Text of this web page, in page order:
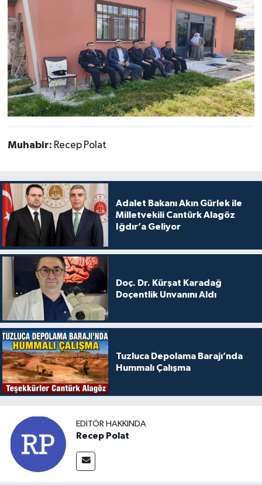
Muhabir: Recep Polat
Adalet Bakanı Akın Gürlek ile
Milletvekili Cantürk Alagöz
Iğdır’a Geliyor
Doç. Dr. Kürşat Karadağ
Doçentlik Unvanını Aldı
Tuzluca Depolama Barajı’nda
Hummalı Çalışma
EDITÖR HAKKINDA
Recep Polat